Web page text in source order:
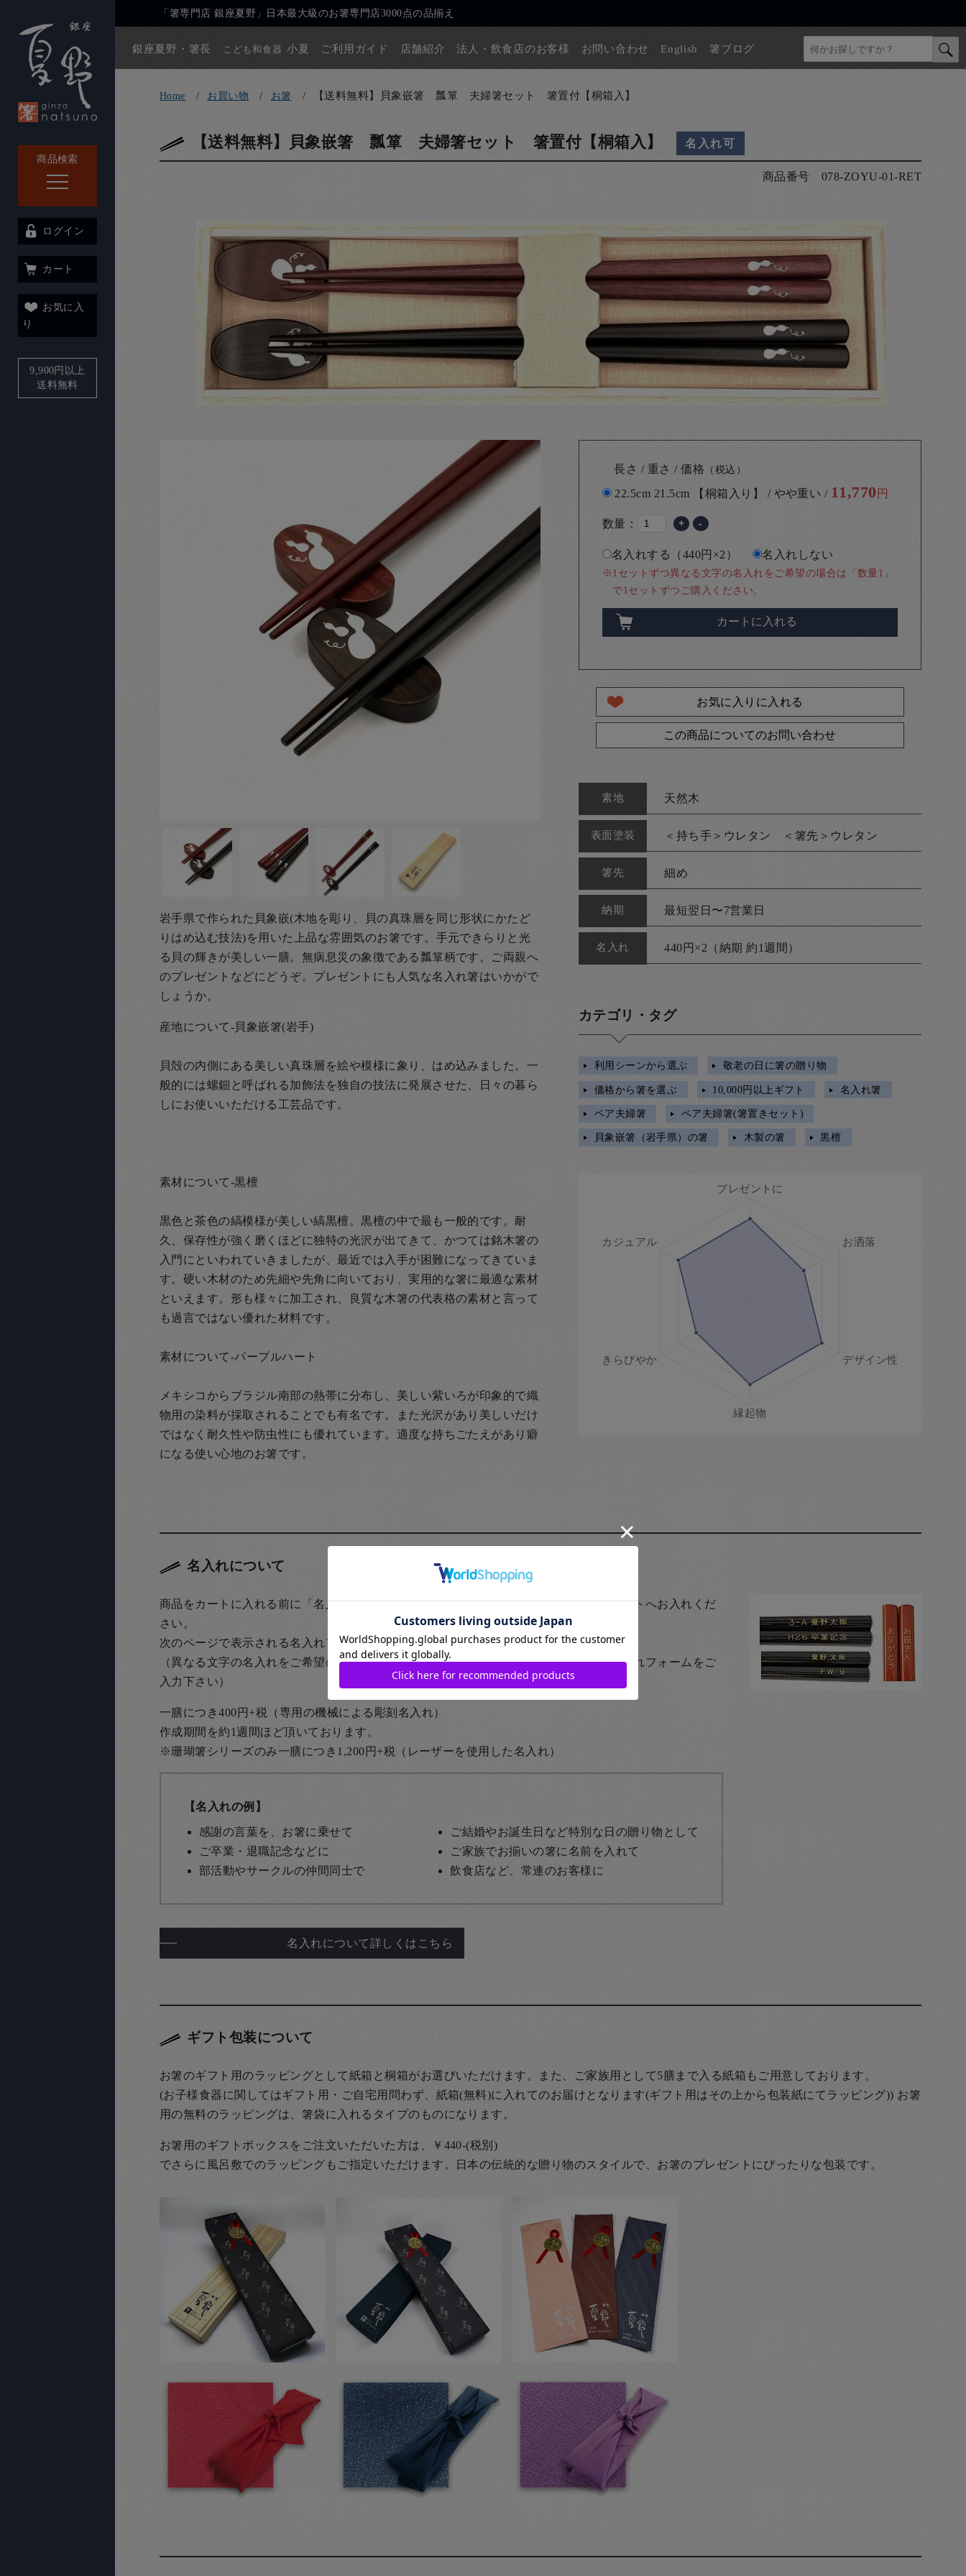
商品検索
「箸専門店 銀座夏野」日本最大級のお箸専門店3000点の品揃え
銀座夏野・箸長 こども和食器 小夏 ご利用ガイド 店舗紹介 法人・飲食店のお客様 お問い合わせ English 箸ブログ
ログイン
カート
お気に入
り
9,900円以上
送料無料
Home お買い物 お箸 【送料無料】貝象嵌箸 瓢箪 夫婦箸セット 箸置付【桐箱入】
【送料無料】貝象嵌箸 瓢箪 夫婦箸セット 箸置付【桐箱入】 名入れ可
商品番号 078-ZOYU-01-RET
岩手県で作られた貝象嵌(木地を彫り、貝の真珠層を同じ形状にかたど
りはめ込む技法)を用いた上品な雰囲気のお箸です。手元できらりと光
る貝の輝きが美しい一膳。無病息災の象徴である瓢箪柄です。ご両親へ
のプレゼントなどにどうぞ。 プレゼントにも人気な名入れ箸はいかがで
しょうか。
産地について-貝象嵌箸(岩手)
貝殻の内側にある美しい真珠層を絵や模様に象り、はめ込みました。一
般的には螺鈿と呼ばれる加飾法を独自の技法に発展させた、日々の暮ら
しにお使いいただける工芸品です。
素材について-黒檀
黒色と茶色の縞模様が美しい縞黒檀。黒檀の中で最も一般的です。耐
久、保存性が強く磨くほどに独特の光沢が出てきて、かつては銘木箸の
入門にといわれていきましたが、最近では入手が困難になってきていま
す。硬い木材のため先細や先角に向いており、実用的な箸に最適な素材
といえます。形も様々に加工され、良質な木箸の代表格の素材と言って
も過言ではない優れた材料です。
素材について-パープルハート
メキシコからブラジル南部の熱帯に分布し、美しい紫いろが印象的で織
物用の染料が採取されることでも有名です。また光沢があり美しいだけ
ではなく耐久性や防虫性にも優れています。適度な持ちごたえがあり癖
になる使い心地のお箸です。
長さ / 重さ / 価格 （税込）
22.5cm 21.5cm 【桐箱入り】 / やや重い / 11,770 円
数量： + -
名入れする（440円×2） 名入れしない
※1セットずつ異なる文字の名入れをご希望の場合は「数量1」
で1セットずつご購入ください。
カートに入れる
お気に入りに入れる
この商品についてのお問い合わせ
素地 天然木
表面塗装 ＜持ち手＞ウレタン ＜箸先＞ウレタン
箸先 細め
納期 最短翌日〜7営業日
名入れ 440円×2（納期 約1週間）
カテゴリ・タグ
利用シーンから選ぶ 敬老の日に箸の贈り物
価格から箸を選ぶ 10,000円以上ギフト 名入れ箸
ペア夫婦箸 ペア夫婦箸(箸置きセット)
貝象嵌箸（岩手県）の箸 木製の箸 黒檀
名入れについて
商品をカートに入れる前に「名入れする」のチェックボックスにチェックを入れて、カートへお入れくだ
さい。
次のページで表示される名入れフォームで名入れ文字他をご入力下さい。
（異なる文字の名入れをご希望の場合は一つずつカートに入れていただき、それぞれ名入れフォームをご
入力下さい）
一膳につき400円+税（専用の機械による彫刻名入れ）
作成期間を約1週間ほど頂いております。
※珊瑚箸シリーズのみ一膳につき1,200円+税
（レーザーを使用した名入れ）
【名入れの例】
感謝の言葉を、お箸に乗せて
ご結婚やお誕生日など特別な日の贈り物として
ご卒業・退職記念などに
ご家族でお揃いの箸に名前を入れて
部活動やサークルの仲間同士で
飲食店など、常連のお客様に
名入れについて詳しくはこちら
ギフト包装について
お箸のギフト用のラッピングとして紙箱と桐箱がお選びいただけます。また、ご家族用として5膳まで入る紙箱もご用意しております。
(お子様食器に関してはギフト用・ご自宅用問わず、紙箱(無料)に入れてのお届けとなります(ギフト用はその上から包装紙にてラッピング)) お箸
用の無料のラッピングは、箸袋に入れるタイプのものになります。
お箸用のギフトボックスをご注文いただいた方は、￥440-(税別)
でさらに風呂敷でのラッピングもご指定いただけます。日本の伝統的な贈り物のスタイルで、お箸のプレゼントにぴったりな包装です。